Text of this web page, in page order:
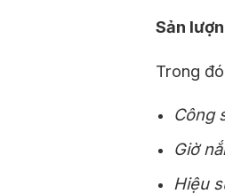
Sản
Trong
Công
Giờ
Hiệu